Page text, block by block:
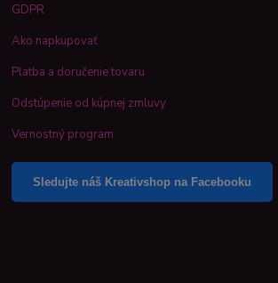
GDPR
Ako napkupovať
Platba a doručenie tovaru
Odstúpenie od kúpnej zmluvy
Vernostný program
Sledujte náš Kreativshop na Facebooku